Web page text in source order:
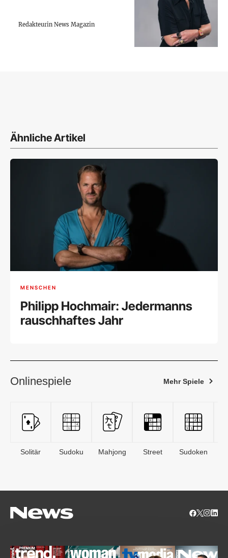
Redakteurin News Magazin
Ähnliche Artikel
MENSCHEN
Philipp Hochmair: Jedermanns
rauschhaftes Jahr
Onlinespiele Mehr Spiele
Solitär Sudoku Mahjong Street Sudoken